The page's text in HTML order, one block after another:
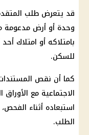
قد يتعرض طلب
وحدة أو أرض مدعومة
بامتلاكه أو امتلاك
للسكن.
كما أن نقص
الاجتماعية مع
استبعاده أثناء
الطلب.